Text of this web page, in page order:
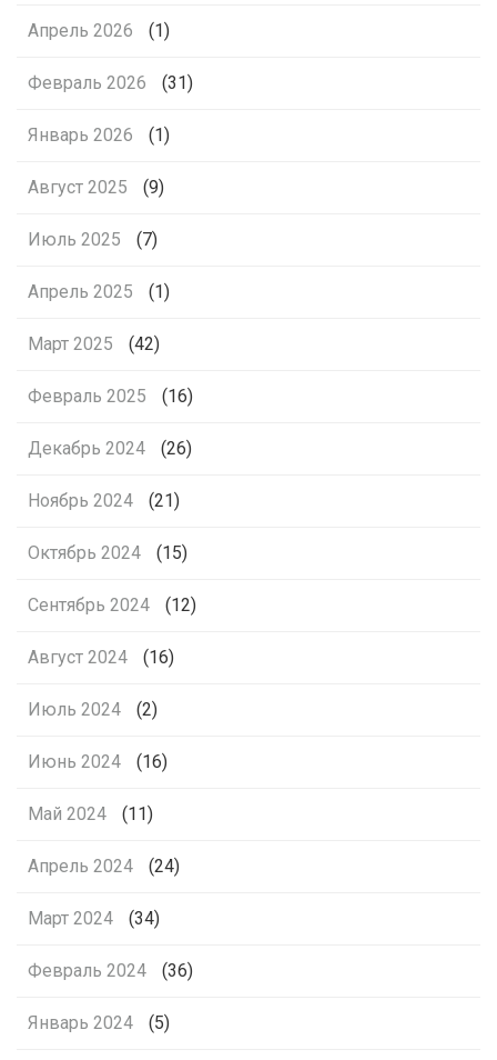
Апрель 2026 (1)
Февраль 2026 (31)
Январь 2026 (1)
Август 2025 (9)
Июль 2025 (7)
Апрель 2025 (1)
Март 2025 (42)
Февраль 2025 (16)
Декабрь 2024 (26)
Ноябрь 2024 (21)
Октябрь 2024 (15)
Сентябрь 2024 (12)
Август 2024 (16)
Июль 2024 (2)
Июнь 2024 (16)
Май 2024 (11)
Апрель 2024 (24)
Март 2024 (34)
Февраль 2024 (36)
Январь 2024 (5)